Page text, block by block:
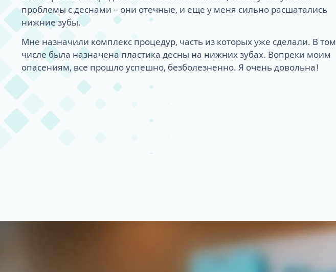
проблемы с деснами – они отечные, и еще у меня сильно расшатались
нижние зубы.
Мне назначили комплекс процедур, часть из которых уже сделали. В том
числе была назначена пластика десны на нижних зубах. Вопреки моим
опасениям, все прошло успешно, безболезненно. Я очень довольна!